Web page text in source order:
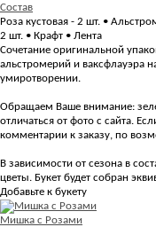
Состав
Роза кустовая - 2 шт. •
2 шт. • Крафт • Лента
Сочетание оригинальной
альстромерий и ваксфлауэра
умиротворении.
Обращаем Ваше внимание:
отличаться от фото с сайта.
комментарии к заказу, по
В зависимости от сезона в
цветы. Букет будет собран
Добавьте к букету
Мишка с Розами